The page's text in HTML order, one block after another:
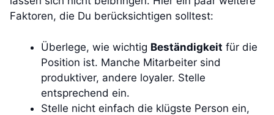
Faktoren, die Du berücksichtigen solltest:
Überlege, wie wichtig Beständigkeit für die
Position ist. Manche Mitarbeiter sind
produktiver, andere loyaler. Stelle
entsprechend ein.
Stelle nicht einfach die klügste Person ein,